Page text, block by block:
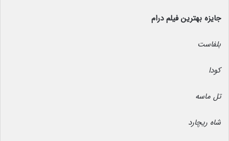
جایزه بهترین فیلم درام
بلفاست
کودا
تل ماسه
شاه ریچارد